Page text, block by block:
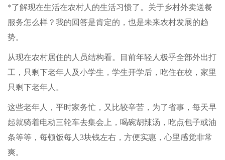
*了解现在生活在农村人的生活习愦了。关于乡村外卖送餐
服务怎么样？我的回答是肯定的，也是未来农村发展的趋
势。
从现在农村居住的人员结构看。目前年轻人极乎全部外出打
工，只剩下老年人及小学生，学生开学后，吃住在校，家里
只剩下老年人。
这些老年人，平时家务忙，又比较辛苦，为了省事，每天早
起就骑着电动三轮车去集会上，喝碗胡辣汤，吃点包子或油
条等等，每顿饭每人3块钱左右，方便实惠，心里感觉非常
爽。